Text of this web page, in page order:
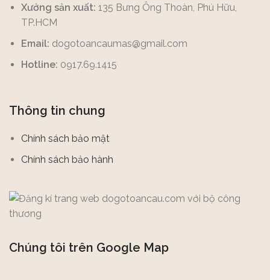
Xưởng sản xuất: 135 Bưng Ông Thoàn, Phú Hữu,
TP.HCM
Email: dogotoancaumas@gmail.com
Hotline: 0917.69.1415
Thông tin chung
Chính sách bảo mật
Chính sách bảo hành
Chúng tôi trên Google Map